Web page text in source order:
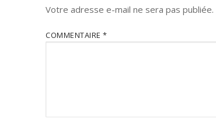
Votre adresse e-mail ne sera pas publiée.
COMMENTAIRE *